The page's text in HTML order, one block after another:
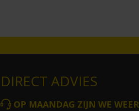
DIRECT ADVIES
OP MAANDAG ZIJN WE WEER